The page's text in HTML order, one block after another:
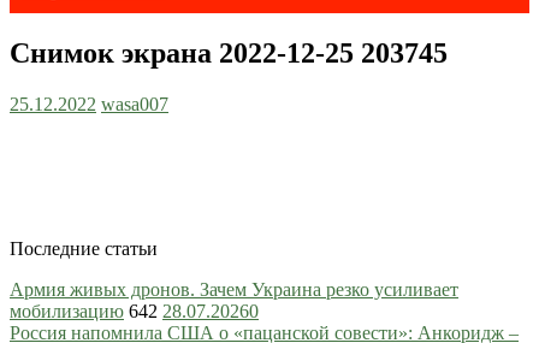
Снимок экрана 2022-12-25 203745
25.12.2022 wasa007
Последние статьи
Армия живых дронов. Зачем Украина резко усиливает
мобилизацию 642 28.07.20260
Россия напомнила США о «пацанской совести»: Анкоридж –